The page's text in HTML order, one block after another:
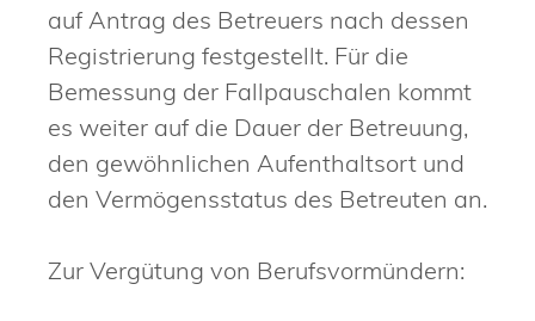
auf Antrag des Betreuers nach dessen
Registrierung festgestellt. Für die
Bemessung der Fallpauschalen kommt
es weiter auf die Dauer der Betreuung,
den gewöhnlichen Aufenthaltsort und
den Vermögensstatus des Betreuten an.
Zur Vergütung von Berufsvormündern: